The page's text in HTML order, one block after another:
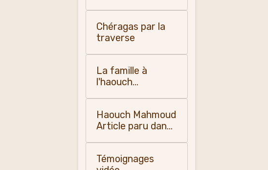
Chéragas par la
traverse
La famille à
l'haouch
Haouch Mahmoud
Article paru dans
1955
Témoignages